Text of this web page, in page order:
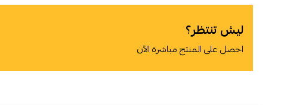
ليش تنتظر؟
احصل على المنتج مباشرة الآن